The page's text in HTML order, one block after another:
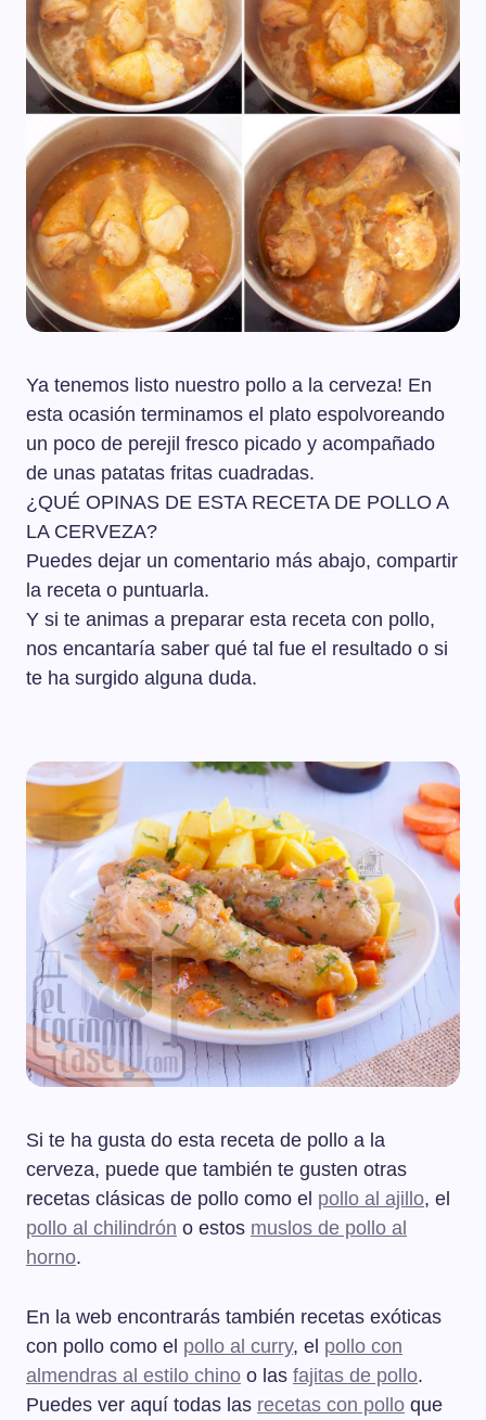
Ya tenemos listo nuestro pollo a la cerveza! En
esta ocasión terminamos el plato espolvoreando
un poco de perejil fresco picado y acompañado
de unas patatas fritas cuadradas.
¿QUÉ OPINAS DE ESTA RECETA DE POLLO A
LA CERVEZA?
Puedes dejar un comentario más abajo, compartir
la receta o puntuarla.
Y si te animas a preparar esta receta con pollo,
nos encantaría saber qué tal fue el resultado o si
te ha surgido alguna duda.
Si te ha gusta do esta receta de pollo a la
cerveza, puede que también te gusten otras
recetas clásicas de pollo como el pollo al ajillo, el
pollo al chilindrón o estos muslos de pollo al
horno.
En la web encontrarás también recetas exóticas
con pollo como el pollo al curry, el pollo con
almendras al estilo chino o las fajitas de pollo.
Puedes ver aquí todas las recetas con pollo que